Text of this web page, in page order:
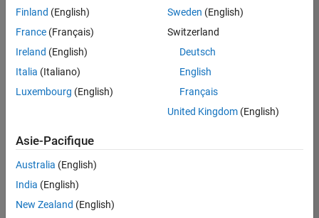
pouvez
élargir
votre
recherche
ou
afficher
l’ensemble
d'emploi.
malgré
tout
vous
Finland (English)
France (Français)
Ireland (English)
Italia (Italiano)
Luxembourg (English)
Sweden (English)
Switzerland
Deutsch
English
Français
United Kingdom(English)
Asie-Pacifique
Australia (English)
India (English)
New Zealand (English)